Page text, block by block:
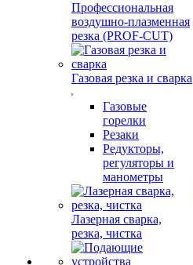
Профессиональная
воздушно-плазменная
резка (PROF-CUT)
Газовая резка и сварка
Газовые
горелки
Резаки
Редукторы,
регуляторы и
манометры
Лазерная сварка,
резка, чистка